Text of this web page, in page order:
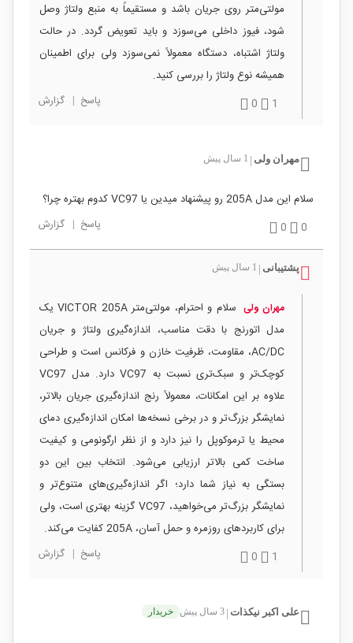
مولتی‌متر روی جریان باشد و مستقیماً به منبع ولتاژ وصل
شود، فیوز داخلی می‌سوزد و باید تعویض گردد. در حالت
ولتاژ اشتباه، دستگاه معمولاً نمی‌سوزد ولی برای اطمینان
همیشه نوع ولتاژ را بررسی کنید.
1
0 پاسخ | گزارش
مهران ولی 1 سال پیش
سلام این مدل 205A رو پیشنهاد میدین یا VC97 کدوم بهتره چرا؟
0
0 پاسخ | گزارش
پشتیبانی 1 سال پیش
مهران ولی
سلام و احترام، مولتی‌متر VICTOR 205A یک
مدل اتورنج با دقت مناسب، اندازه‌گیری ولتاژ و جریان
AC/DC، مقاومت، ظرفیت خازن و فرکانس است و طراحی
کوچک‌تر و سبک‌تری نسبت به VC97 دارد. مدل VC97
علاوه بر این امکانات، معمولاً رنج اندازه‌گیری جریان بالاتر،
نمایشگر بزرگ‌تر و در برخی نسخه‌ها امکان اندازه‌گیری دمای
محیط یا ترموکوپل را نیز دارد و از نظر ارگونومی و کیفیت
ساخت کمی بالاتر ارزیابی می‌شود. انتخاب بین این دو
بستگی به نیاز شما دارد؛ اگر اندازه‌گیری‌های متنوع‌تر و
نمایشگر بزرگ‌تر می‌خواهید، VC97 گزینه بهتری است، ولی
برای کاربردهای روزمره و حمل آسان، 205A کفایت می‌کند.
1
0 پاسخ | گزارش
علی اکبر نیکذات 3 سال پیش خریدار